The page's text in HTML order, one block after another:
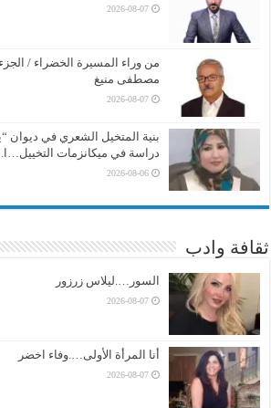
2026-08-07
من وراء المسيرة الخضراء /
مصطفى منيغ
2026-08-07
بنية المتخيل الشعري في ديوان
دراسة في ميكانزمات
2026-08-06
ثقافة وادب
السور….ليلاس زرزور
2026-08-07
أنا المرأة الأولى….وفاء اخضر
2026-08-07